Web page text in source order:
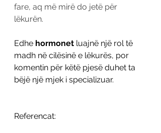
fare, aq më mirë do jetë për
lëkurën.
Edhe hormonet luajnë një rol të
madh në cilësinë e lëkurës, por
komentin për këtë pjesë duhet ta
bëjë një mjek i specializuar.
Referencat: